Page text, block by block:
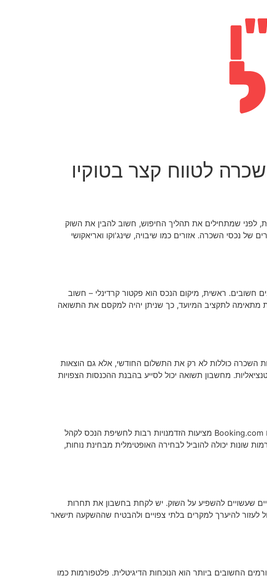
לטווח קצר בטוקיו
לפני שמתחילים את תהליך החיפוש, חשוב להבין את השוק
של נכסי השכרה. אזורים כמו שיבויה, שינג'וקו ואריאקושי
חשובים. ראשית, מיקום הנכס הוא פקטור קרדינלי – חשוב
מתאימה לתקציב המיועד, כך שניתן יהיה למקסם את התשואה
השכרה כוללות לא רק את התשלום החודשי, אלא גם הוצאות
מחשבון תשואה יכול לסייע בהבנת ההכנסות הצפויות
לאחר שמתקבלות החלטות לגבי הנכס, יש לבחור פלטפורמת השכרה מתאימה. פלטפורמות כמו Airbnb או Booking.com מציעות הזדמנויות רבות לחשיפת הנכס לקהל
שונות יכולה להוביל לבחירה האופטימלית מבחינת נוחות,
שעשויים להשפיע על השוק. יש לקחת בחשבון את תחרות
לעזור להיערך למקרים בלתי צפויים ולהבטיח שההשקעה תישאר
החשובים ביותר הוא הנוכחות הדיגיטלית. פלטפורמות כמו